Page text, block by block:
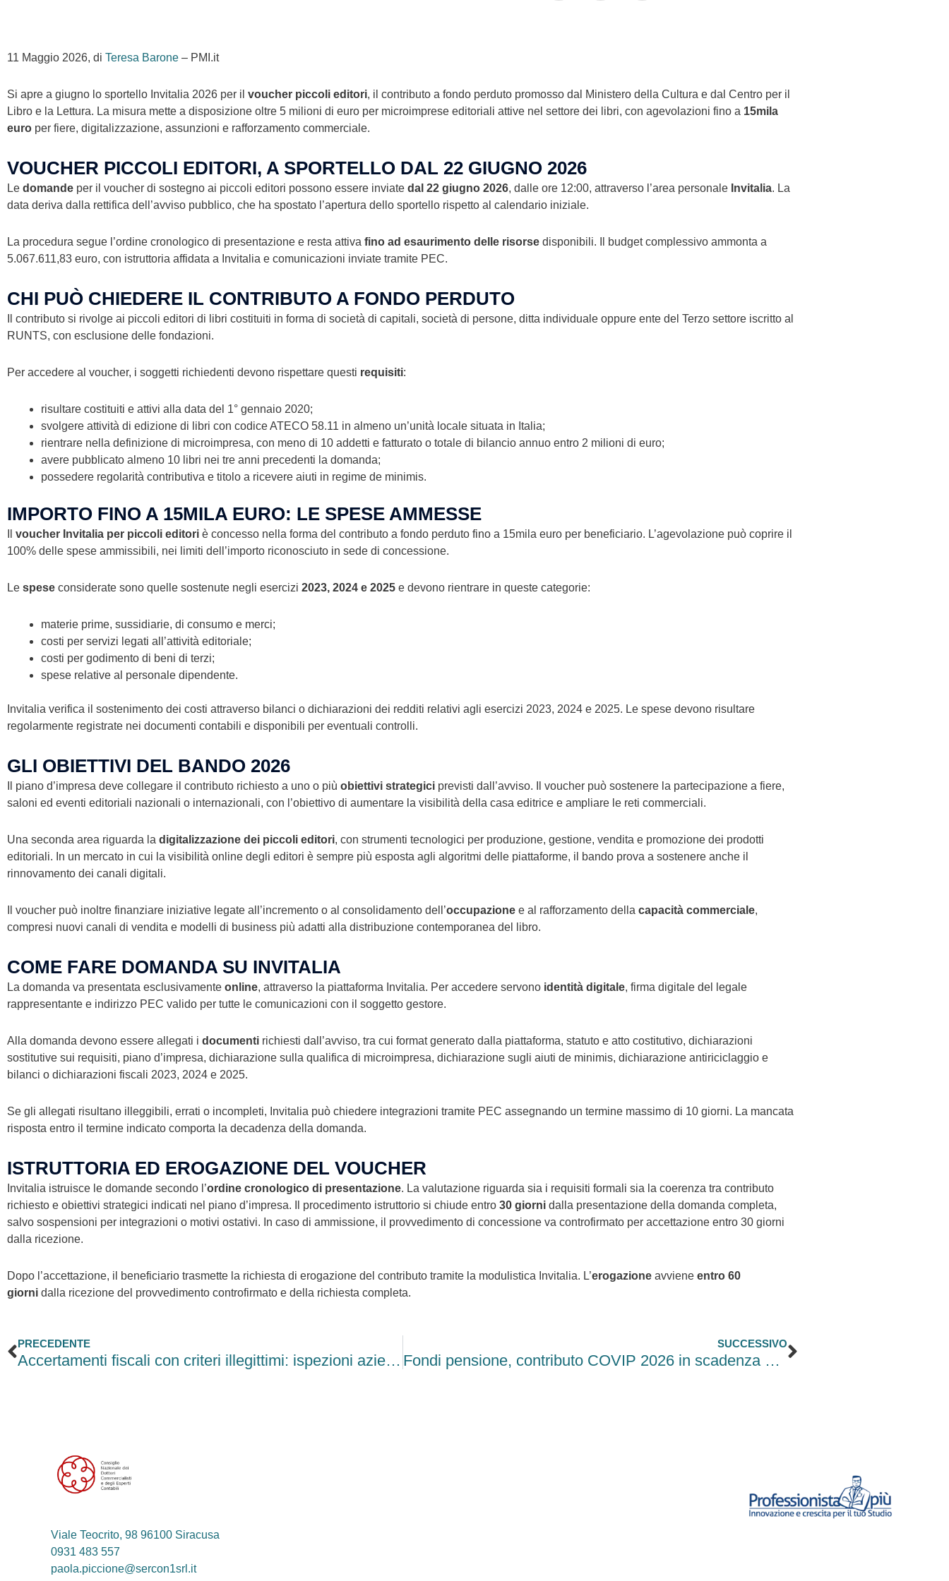
11 Maggio 2026, di Teresa Barone – PMI.it
Si apre a giugno lo sportello Invitalia 2026 per il voucher piccoli editori, il contributo a fondo perduto promosso dal Ministero della Cultura e dal Centro per il
Libro e la Lettura. La misura mette a disposizione oltre 5 milioni di euro per microimprese editoriali attive nel settore dei libri, con agevolazioni fino a 15mila
euro per fiere, digitalizzazione, assunzioni e rafforzamento commerciale.
VOUCHER PICCOLI EDITORI, A SPORTELLO DAL 22 GIUGNO 2026
Le domande per il voucher di sostegno ai piccoli editori possono essere inviate dal 22 giugno 2026, dalle ore 12:00, attraverso l’area personale Invitalia. La
data deriva dalla rettifica dell’avviso pubblico, che ha spostato l’apertura dello sportello rispetto al calendario iniziale.
La procedura segue l’ordine cronologico di presentazione e resta attiva fino ad esaurimento delle risorse disponibili. Il budget complessivo ammonta a
5.067.611,83 euro, con istruttoria affidata a Invitalia e comunicazioni inviate tramite PEC.
CHI PUÒ CHIEDERE IL CONTRIBUTO A FONDO PERDUTO
Il contributo si rivolge ai piccoli editori di libri costituiti in forma di società di capitali, società di persone, ditta individuale oppure ente del Terzo settore iscritto al
RUNTS, con esclusione delle fondazioni.
Per accedere al voucher, i soggetti richiedenti devono rispettare questi requisiti:
risultare costituiti e attivi alla data del 1° gennaio 2020;
svolgere attività di edizione di libri con codice ATECO 58.11 in almeno un’unità locale situata in Italia;
rientrare nella definizione di microimpresa, con meno di 10 addetti e fatturato o totale di bilancio annuo entro 2 milioni di euro;
avere pubblicato almeno 10 libri nei tre anni precedenti la domanda;
possedere regolarità contributiva e titolo a ricevere aiuti in regime de minimis.
IMPORTO FINO A 15MILA EURO: LE SPESE AMMESSE
voucher Invitalia per piccoli editori è concesso nella forma del contributo a fondo perduto fino a 15mila euro per beneficiario. L’agevolazione può coprire il
100% delle spese ammissibili, nei limiti dell’importo riconosciuto in sede di concessione.
Le spese considerate sono quelle sostenute negli esercizi 2023, 2024 e 2025 e devono rientrare in queste categorie:
materie prime, sussidiarie, di consumo e merci;
costi per servizi legati all’attività editoriale;
costi per godimento di beni di terzi;
spese relative al personale dipendente.
Invitalia verifica il sostenimento dei costi attraverso bilanci o dichiarazioni dei redditi relativi agli esercizi 2023, 2024 e 2025. Le spese devono risultare
regolarmente registrate nei documenti contabili e disponibili per eventuali controlli.
GLI OBIETTIVI DEL BANDO 2026
Il piano d’impresa deve collegare il contributo richiesto a uno o più obiettivi strategici previsti dall’avviso. Il voucher può sostenere la partecipazione a fiere,
saloni ed eventi editoriali nazionali o internazionali, con l’obiettivo di aumentare la visibilità della casa editrice e ampliare le reti commerciali.
Una seconda area riguarda la digitalizzazione dei piccoli editori, con strumenti tecnologici per produzione, gestione, vendita e promozione dei prodotti
editoriali. In un mercato in cui la visibilità online degli editori è sempre più esposta agli algoritmi delle piattaforme, il bando prova a sostenere anche il
rinnovamento dei canali digitali.
Il voucher può inoltre finanziare iniziative legate all’incremento o al consolidamento dell’occupazione e al rafforzamento della capacità commerciale,
compresi nuovi canali di vendita e modelli di business più adatti alla distribuzione contemporanea del libro.
COME FARE DOMANDA SU INVITALIA
La domanda va presentata esclusivamente online, attraverso la piattaforma Invitalia. Per accedere servono identità digitale, firma digitale del legale
rappresentante e indirizzo PEC valido per tutte le comunicazioni con il soggetto gestore.
Alla domanda devono essere allegati i documenti richiesti dall’avviso, tra cui format generato dalla piattaforma, statuto e atto costitutivo, dichiarazioni
sostitutive sui requisiti, piano d’impresa, dichiarazione sulla qualifica di microimpresa, dichiarazione sugli aiuti de minimis, dichiarazione antiriciclaggio e
bilanci o dichiarazioni fiscali 2023, 2024 e 2025.
Se gli allegati risultano illeggibili, errati o incompleti, Invitalia può chiedere integrazioni tramite PEC assegnando un termine massimo di 10 giorni. La mancata
risposta entro il termine indicato comporta la decadenza della domanda.
ISTRUTTORIA ED EROGAZIONE DEL VOUCHER
Invitalia istruisce le domande secondo l’ordine cronologico di presentazione. La valutazione riguarda sia i requisiti formali sia la coerenza tra contributo
richiesto e obiettivi strategici indicati nel piano d’impresa. Il procedimento istruttorio si chiude entro 30 giorni dalla presentazione della domanda completa,
salvo sospensioni per integrazioni o motivi ostativi. In caso di ammissione, il provvedimento di concessione va controfirmato per accettazione entro 30 giorni
dalla ricezione.
Dopo l’accettazione, il beneficiario trasmette la richiesta di erogazione del contributo tramite la modulistica Invitalia. L’erogazione avviene entro 60
giorni dalla ricezione del provvedimento controfirmato e della richiesta completa.
Precedente
PRECEDENTE
Accertamenti fiscali con criteri illegittimi: ispezioni aziendali a rischio nullità
SUCCESSIVO
Fondi pensione, contributo COVIP 2026 in scadenza a giugno
Successivo
Viale Teocrito, 98 96100 Siracusa
0931 483 557
paola.piccione@sercon1srl.it